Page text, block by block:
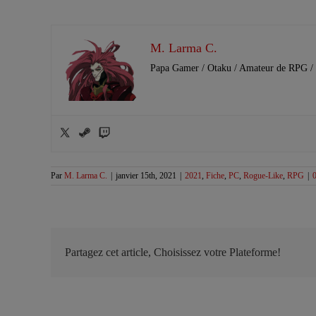
M. Larma C.
Papa Gamer / Otaku / Amateur de RPG
Par M. Larma C. janvier 15th, 2021 2021, Fiche, PC, Rogue-Like, RPG
Partagez cet article, Choisissez votre Plateforme!